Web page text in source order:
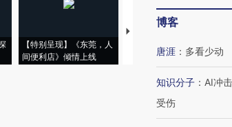
【特别呈现】《东莞，人
间便利店》倾情上线
【推广】走进第四届链博
会，让数智科技“链”接产
博客
唐涯 ： 多看少动
知识分子 ： AI冲
受伤